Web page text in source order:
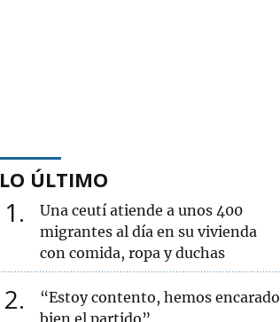
LO ÚLTIMO
1
Una ceutí atiende a unos 400
migrantes al día en su vivienda
con comida, ropa y duchas
2
“Estoy contento, hemos encarado
bien el partido”